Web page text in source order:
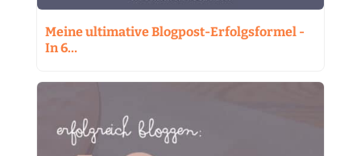
Meine ultimative Blogpost-Erfolgsformel -
In 6…